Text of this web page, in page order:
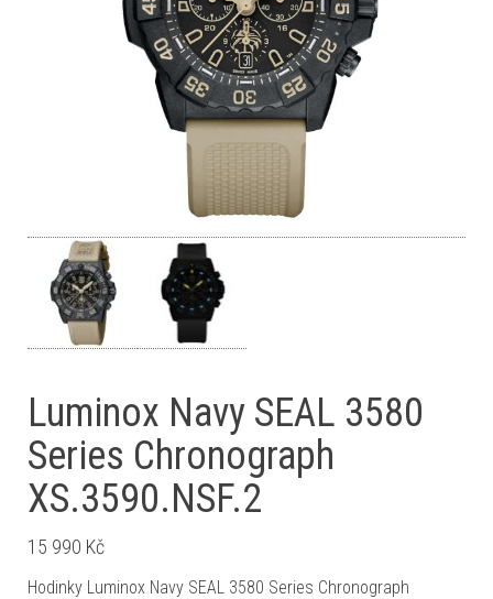
Luminox Navy SEAL 3580
Series Chronograph
XS.3590.NSF.2
15 990 Kč
Hodinky Luminox Navy SEAL 3580 Series Chronograph